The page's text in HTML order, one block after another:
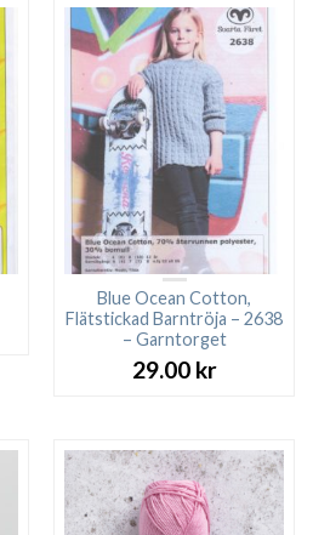
27.00 kr.
Blue Ocean Cotton,
Flätstickad Barntröja – 2638
– Garntorget
29.00 kr